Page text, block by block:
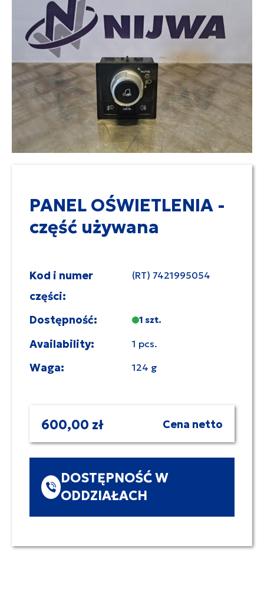
PANEL OŚWIETLENIA -
część używana
Kod i numer
części:
(RT) 7421995054
Dostępność: 1 szt.
Availability: 1 pcs.
Waga: 124 g
600,00 zł Cena netto
DOSTĘPNOŚĆ W
ODDZIAŁACH